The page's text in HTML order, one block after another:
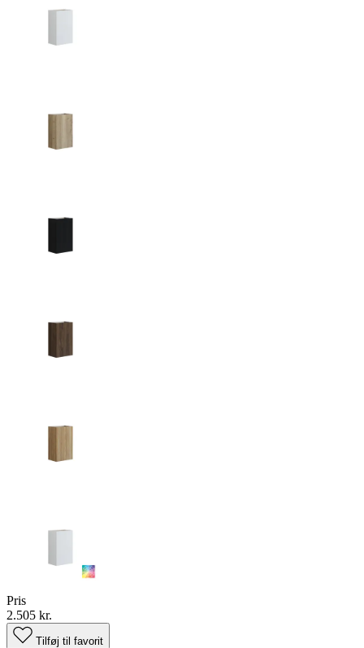
Pris
2.505 kr.
Tilføj til favorit